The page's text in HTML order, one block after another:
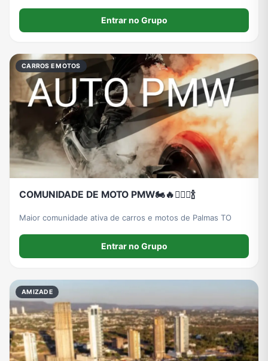
Entrar no Grupo
CARROS E MOTOS
COMUNIDADE DE MOTO PMW🏍️🔥👯🏻‍♀️🍾
Maior comunidade ativa de carros e motos de Palmas TO
Entrar no Grupo
AMIZADE